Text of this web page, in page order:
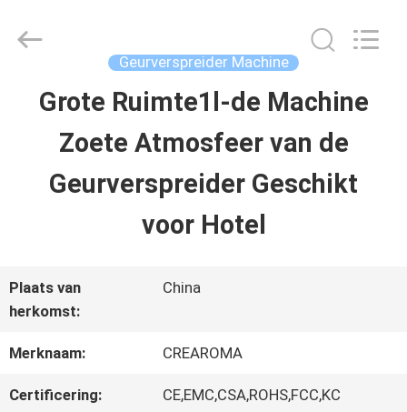
HUIS
PRODUCTEN
VR-
SHOW
Meter
Geurverspreider Machine
Grote Ruimte1l-de Machine
Zoete Atmosfeer van de
Geurverspreider Geschikt
voor Hotel
Plaats van
herkomst:
China
Merknaam: CREAROMA
Certificering: CE,EMC,CSA,ROHS,FCC,KC